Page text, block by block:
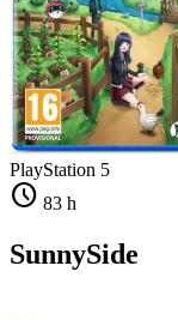
PlayStation 5
schedule 83 h
SunnySide